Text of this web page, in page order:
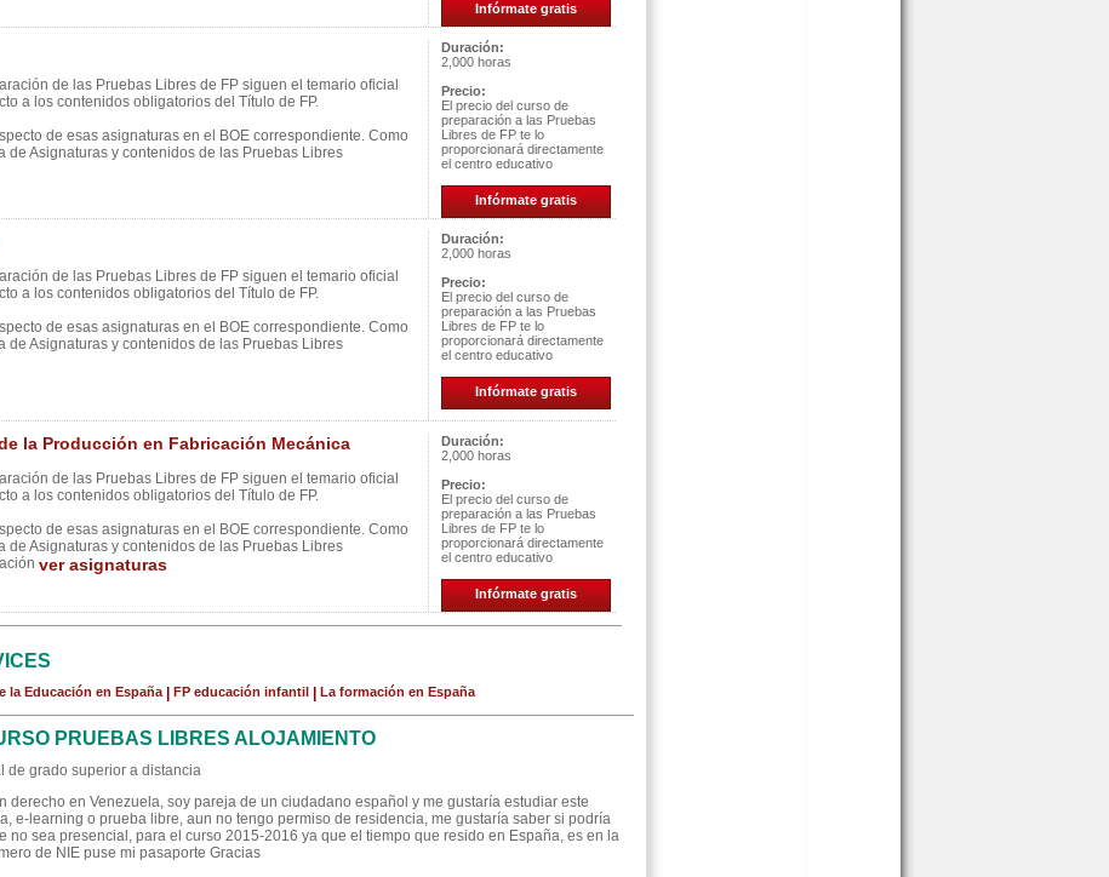
Infórmate gratis
de las Pruebas Libres de FP siguen el temario oficial
a los contenidos obligatorios del Título de FP.
de esas asignaturas en el BOE correspondiente. Como
de Asignaturas y contenidos de las Pruebas Libres
Duración:
2,000 horas
Precio:
El precio del curso de
preparación a las Pruebas
Libres de FP te lo
proporcionará directamente
el centro educativo
Infórmate gratis
de las Pruebas Libres de FP siguen el temario oficial
a los contenidos obligatorios del Título de FP.
de esas asignaturas en el BOE correspondiente. Como
de Asignaturas y contenidos de las Pruebas Libres
Duración:
2,000 horas
Precio:
El precio del curso de
preparación a las Pruebas
Libres de FP te lo
proporcionará directamente
el centro educativo
Infórmate gratis
la Producción en Fabricación Mecánica
de las Pruebas Libres de FP siguen el temario oficial
a los contenidos obligatorios del Título de FP.
de esas asignaturas en el BOE correspondiente. Como
de Asignaturas y contenidos de las Pruebas Libres
ver asignaturas
Duración:
2,000 horas
Precio:
El precio del curso de
preparación a las Pruebas
Libres de FP te lo
proporcionará directamente
el centro educativo
Infórmate gratis
la Educación en España FP educación infantil La formación en España
PRUEBAS LIBRES ALOJAMIENTO
de grado superior a distancia
derecho en Venezuela, soy pareja de un ciudadano español y me gustaría estudiar este
e-learning o prueba libre, aun no tengo permiso de residencia, me gustaría saber si podría
no sea presencial, para el curso 2015-2016 ya que el tiempo que resido en España, es en la
de NIE puse mi pasaporte Gracias